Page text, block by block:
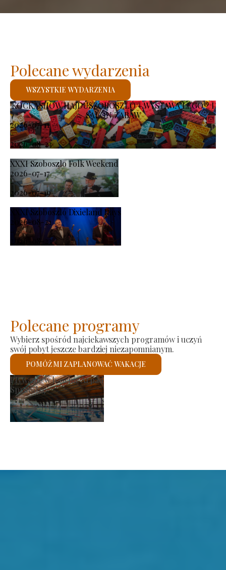
KOCKASHOW HAJDÚSZOBOSZLÓ – WYSTAWA LEGO® I
SALON ZABAW
2026-07-11
-
2026-08-23
XXXI Szoboszlo Folk Weekend
2026-07-17
-
2026-07-19
XXXI Szoboszló Dixieland Days
2026-08-21
-
2026-08-23
Polecane wydarzenia
WSZYSTKIE WYDARZENIA
Polecane programy
Wybierz spośród najciekawszych programów i uczyń
swój pobyt jeszcze bardziej niezapomnianym.
POMÓŻ MI ZAPLANOWAĆ WAKACJE